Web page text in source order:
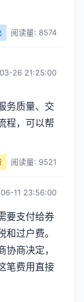
阅读量: 8574
26 21:25:00
务质量、交
程，可以帮
阅读量: 9521
11 23:56:00
要支付给券
过户费。
商决定，
笔费用直接